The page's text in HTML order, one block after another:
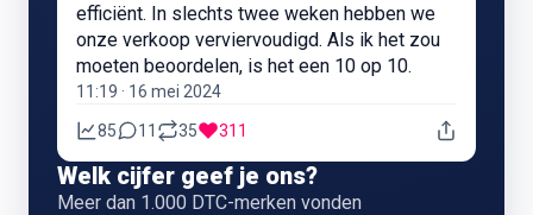
efficiënt. In slechts twee weken hebben we
onze verkoop verviervoudigd. Als ik het zou
moeten beoordelen, is het een 10 op 10.
11:19 · 16 mei 2024
85 11 35 311
Welk cijfer geef je ons?
Meer dan 1.000 DTC-merken vonden